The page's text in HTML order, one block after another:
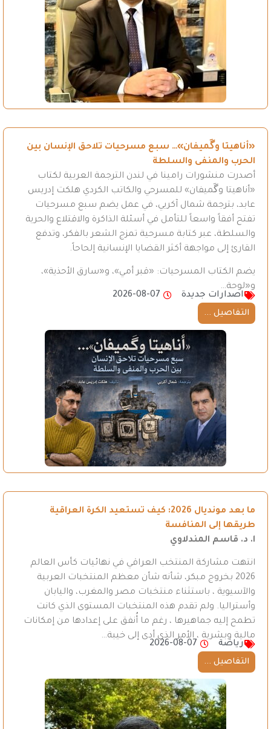
«أناهيتا وگَميفان»… سبع مسرحيات تلاحق الإنسان بين
الحرب والمنفى والسلطة
أصدرت منشورات رامينا في لندن الترجمة العربية لكتاب
«أناهيتا وگَميفان» للمسرحي والكاتب الكردي هلكت إدريس
عابد، بترجمة شمال آكريي، في عمل يضم سبع مسرحيات
تفتح أفقاً واسعاً للتأمل في أسئلة الذاكرة والاقتلاع والحرية
والسلطة، عبر كتابة مسرحية تمزج الشعر بالفكر، وتدفع
القارئ إلى مواجهة أكثر القضايا الإنسانية إلحاحاً.
يضم الكتاب المسرحيات: «قبر أمي»، و«سارق الأحذية»،
و«لوحة…
اصدارات جديدة
2026-08-07
التفاصيل ...
ما بعد مونديال 2026: كيف تستعيد الكرة العراقية
طريقها إلى المنافسة
ا. د. قاسم المندلاوي
انتهت مشاركة المنتخب العراقي في نهائيات كأس العالم
2026 بخروج مبكر، شأنه شأن معظم المنتخبات العربية
والآسيوية ، باستثناء منتخبات مصر والمغرب، واليابان
وأستراليا. ولم تقدم هذه المنتخبات المستوى الذي كانت
تطمح إليه جماهيرها ، رغم ما أُنفق على إعدادها من إمكانات
مالية وبشرية ، الأمر الذي أدى إلى خيبة…
رياضة
2026-08-07
التفاصيل ...